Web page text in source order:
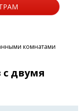
комнатами
двумя